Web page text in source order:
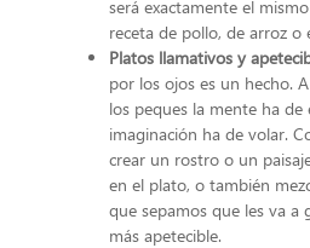
será exactamente el
receta de pollo, de arroz o
Platos llamativos y
por los ojos es un hecho.
los peques la mente ha de
imaginación ha de volar.
crear un rostro o un
en el plato, o también
que sepamos que les va a
más apetecible.